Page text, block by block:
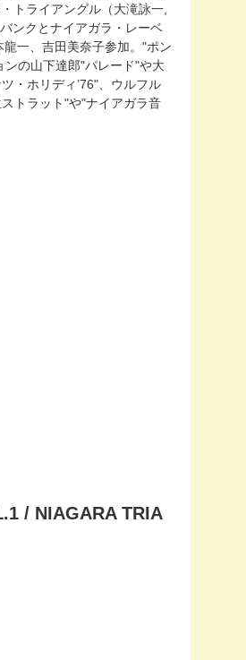
トライアングル（大滝詠一,
ンクとナイアガラ・レーベ
一、吉田美奈子参加。"ポン
の山下達郎"パレード"や大
・ホリディ’76"、ウルフル
トラット"や"ナイアガラ音
/ NIAGARA TRIA